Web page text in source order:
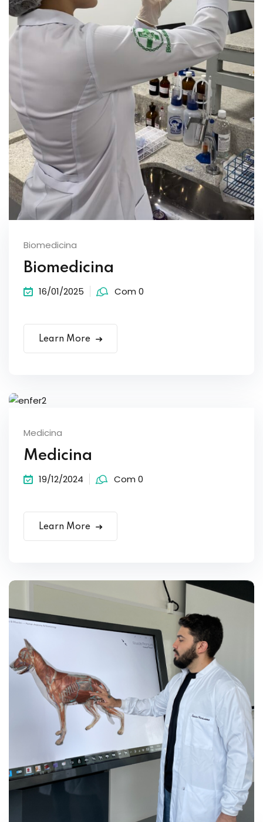
Biomedicina
Biomedicina
16/01/2025 Com 0
Learn More
Medicina
Medicina
19/12/2024 Com 0
Learn More